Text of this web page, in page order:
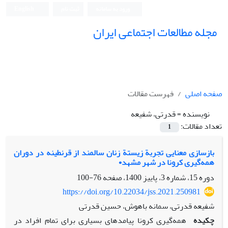
مجله مطالعات اجتماعی ایران
صفحه اصلی
فهرست مقالات
نویسنده =قدرتی، شفیعه
تعداد مقالات:
1
بازسازی معنایی تجربة زیستة زنان سالمند از قرنطینه در دوران
همه‌گیری کرونا در شهر مشهد•
دوره 15، شماره 3، پاییز 1400، صفحه
76-100
https://doi.org/10.22034/jss.2021.250981
شفیعه قدرتی، سمانه باهوش، حسین قدرتی
چکیده همه‌گیری کرونا پیامدهای بسیاری برای تمام افراد در